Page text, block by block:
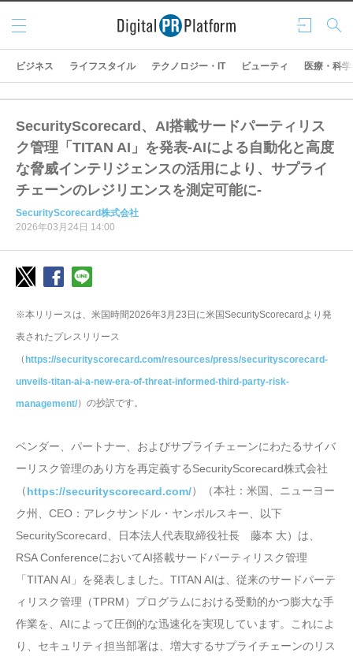
ログ
イン
検索
メニ
ュー
ビジネス ライフスタイル テクノロジー・IT ビューティ 医療・科学
SecurityScorecard、AI搭載サードパーティリス
ク管理「TITAN AI」を発表-AIによる自動化と高度
な脅威インテリジェンスの活用により、サプライ
チェーンのレジリエンスを測定可能に-
SecurityScorecard株式会社
2026年03月24日 14:00
※本リリースは、米国時間2026年3月23日に米国SecurityScorecardより発
表されたプレスリリース
（https://securityscorecard.com/resources/press/securityscorecard-
unveils-titan-ai-a-new-era-of-threat-informed-third-party-risk-
management/）の抄訳です。
ベンダー、パートナー、およびサプライチェーンにわたるサイバ
ーリスク管理のあり方を再定義するSecurityScorecard株式会社
（https://securityscorecard.com/）（本社：米国、ニューヨー
ク州、CEO：アレクサンドル・ヤンポルスキー、以下
SecurityScorecard、日本法人代表取締役社長 藤本 大）は、
RSA ConferenceにおいてAI搭載サードパーティリスク管理
「TITAN AI」を発表しました。TITAN AIは、従来のサードパーテ
ィリスク管理（TPRM）プログラムにおける受動的かつ膨大な手
作業を、AIによって圧倒的な迅速化を実現しています。これによ
り、セキュリティ担当部署は、増大するサプライチェーンのリス